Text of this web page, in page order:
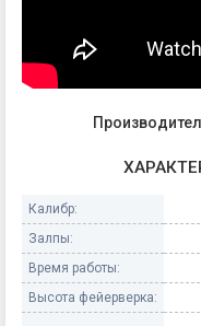
Калибр:
Залпы:
Время работы:
Высота фейерверка: